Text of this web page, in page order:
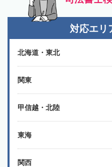
対応エリ
北海道・東北
関東
甲信越・北陸
東海
関西